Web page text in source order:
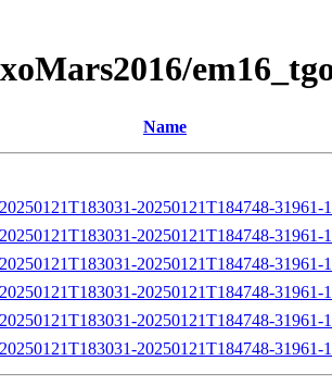
Name
20250121T184748-31961-
20250121T184748-31961-
20250121T184748-31961-
20250121T184748-31961-
20250121T184748-31961-
20250121T184748-